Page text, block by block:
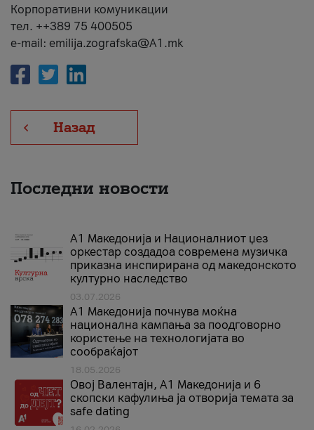
Корпоративни комуникации
тел. ++389 75 400505
e-mail: emilija.zografska@A1.mk
Назад
Последни новости
А1 Македонија и Националниот џез
оркестар создадоа современа музичка
приказна инспирирана од македонското
културно наследство
03.07.2026
A1 Македонија почнува моќна
национална кампања за поодговорно
користење на технологијата во
сообраќајот
18.05.2026
Овој Валентајн, A1 Македонија и 6
скопски кафулиња ја отворија темата за
safe dating